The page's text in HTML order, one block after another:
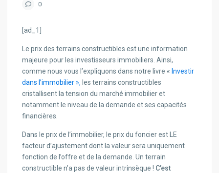
0
[ad_1]
Le prix des terrains constructibles est une information
majeure pour les investisseurs immobiliers. Ainsi,
comme nous vous l’expliquons dans notre livre « Investir
dans l’immobilier », les terrains constructibles
cristallisent la tension du marché immobilier et
notamment le niveau de la demande et ses capacités
financières.
Dans le prix de l’immobilier, le prix du foncier est LE
facteur d’ajustement dont la valeur sera uniquement
fonction de l’offre et de la demande. Un terrain
constructible n’a pas de valeur intrinsèque ! C’est